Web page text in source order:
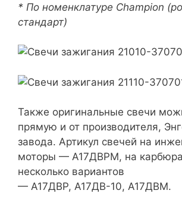
* По номенклатуре Champion
стандарт)
Также оригинальные свечи
прямую и от производителя,
завода. Артикул свечей на
моторы — А17ДВРМ, на
несколько вариантов
— А17ДВР, А17ДВ-10, А17ДВМ.